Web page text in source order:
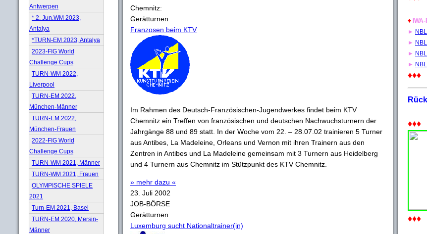
Antwerpen
* 2. Jun.WM 2023,
Antalya
*TURN-EM 2023, Antalya
2023-FIG World
Challenge Cups
TURN-WM 2022,
Liverpool
TURN-EM 2022,
München-Männer
TURN-EM 2022,
München-Frauen
2022-FIG World
Challenge Cups
TURN-WM 2021, Männer
TURN-WM 2021, Frauen
OLYMPISCHE SPIELE
2021
Turn-EM 2021, Basel
TURN-EM 2020, Mersin-
Männer
Chemnitz:
Gerätturnen
Franzosen beim KTV
Im Rahmen des Deutsch-Französischen-Jugendwerkes findet beim KTV
Chemnitz ein Treffen von französischen und deutschen Nachwuchsturnern der
Jahrgänge 88 und 89 statt. In der Woche vom 22. – 28.07.02 trainieren 5 Turner
aus Antibes, La Madeleine, Orleans und Vernon mit ihren Trainern aus den
Zentren in Antibes und La Madeleine gemeinsam mit 3 Turnern aus Heidelberg
und 4 Turnern aus Chemnitz im Stützpunkt des KTV Chemnitz.
» mehr dazu «
23. Juli 2002
JOB-BÖRSE
Gerätturnen
Luxemburg sucht Nationaltrainer(in)
♦
►
►
►
►
♦♦♦
♦♦♦
♦♦♦